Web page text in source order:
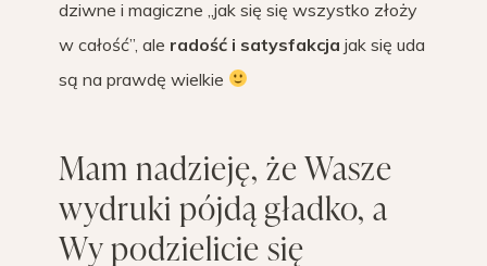
dziwne i magiczne „jak się się wszystko złoży
w całość”, ale radość i satysfakcja jak się uda
są na prawdę wielkie
Mam nadzieję, że Wasze
wydruki pójdą gładko, a
Wy podzielicie się